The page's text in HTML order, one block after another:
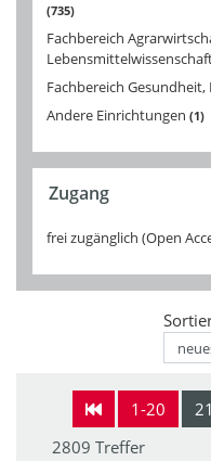
735
Fachbereich
Fachbereich
Andere Einrichtungen 1
Zugang
frei zugänglich (Open
1-20
2809 Treffer